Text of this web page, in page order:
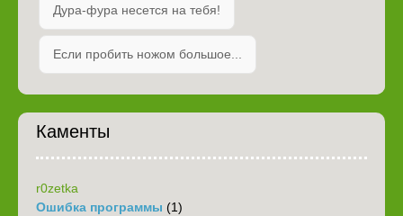
Дура-фура несется на тебя!
Если пробить ножом большое...
Каменты
r0zetka
Ошибка программы (1)